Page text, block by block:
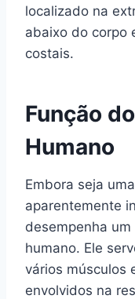
localizado na
abaixo do corpo
costais.
Função
Humano
Embora seja
aparentemente
desempenha
humano. Ele
vários músculos
envolvidos na